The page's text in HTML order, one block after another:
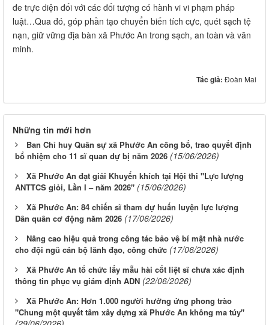
đe trực diện đối với các đối tượng có hành vi vi phạm pháp
luật…Qua đó, góp phần tạo chuyển biến tích cực, quét sạch tệ
nạn, giữ vững địa bàn xã Phước An trong sạch, an toàn và văn
minh.
Tác giả: Đoàn Mai
Những tin mới hơn
Ban Chỉ huy Quân sự xã Phước An công bố, trao quyết định
bổ nhiệm cho 11 sĩ quan dự bị năm 2026 (15/06/2026)
Xã Phước An đạt giải Khuyến khích tại Hội thi "Lực lượng
ANTTCS giỏi, Lần I – năm 2026" (15/06/2026)
Xã Phước An: 84 chiến sĩ tham dự huấn luyện lực lượng
Dân quân cơ động năm 2026 (17/06/2026)
Nâng cao hiệu quả trong công tác bảo vệ bí mật nhà nước
cho đội ngũ cán bộ lãnh đạo, công chức (17/06/2026)
Xã Phước An tổ chức lấy mẫu hài cốt liệt sĩ chưa xác định
thông tin phục vụ giám định ADN (22/06/2026)
Xã Phước An: Hơn 1.000 người hưởng ứng phong trào
"Chung một quyết tâm xây dựng xã Phước An không ma túy"